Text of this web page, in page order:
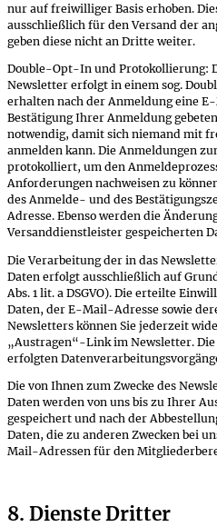
nur auf freiwilliger Basis erhoben.
ausschließlich für den Versand der
geben diese nicht an Dritte weiter.
Double-Opt-In und Protokollierung:
Newsletter erfolgt in einem sog.
erhalten nach der Anmeldung eine
Bestätigung Ihrer Anmeldung
notwendig, damit sich niemand mit
anmelden kann. Die Anmeldungen
protokolliert, um den
Anforderungen nachweisen zu
des Anmelde- und des
Adresse. Ebenso werden die
Versanddienstleister gespeicherten
Die Verarbeitung der in das
Daten erfolgt ausschließlich auf
Abs. 1 lit. a DSGVO). Die erteilte
Daten, der E-Mail-Adresse sowie
Newsletters können Sie jederzeit
„Austragen“-Link im Newsletter.
erfolgten
Die von Ihnen zum Zwecke des
Daten werden von uns bis zu Ihrer
gespeichert und nach der
Daten, die zu anderen Zwecken bei
Mail-Adressen für den
8. Dienste Dritter